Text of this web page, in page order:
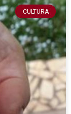
CULTURA